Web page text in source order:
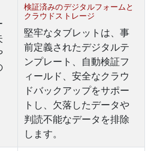
検証済みのデジタルフォームと
クラウドストレージ
堅牢なタブレットは、事
前定義されたデジタルテ
ンプレート、自動検証フ
ィールド、安全なクラウ
ドバックアップをサポー
トし、欠落したデータや
判読不能なデータを排除
します。